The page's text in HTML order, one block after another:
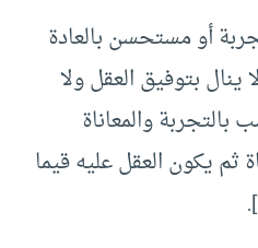
أو مستحسن بالعادة
بتوفيق العقل ولا
بالتجربة والمعاناة
ثم يكون العقل عليه قيما
.